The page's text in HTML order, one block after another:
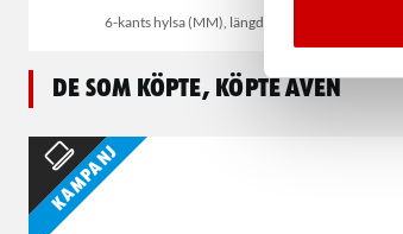
6-kants hylsa (MM), längd 50-68 mm
De som köpte, köpte även
Kampanj